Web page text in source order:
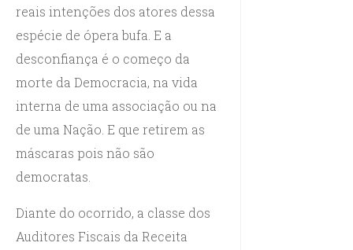
reais intenções dos atores dessa
espécie de ópera bufa. E a
desconfiança é o começo da
morte da Democracia, na vida
interna de uma associação ou na
de uma Nação. E que retirem as
máscaras pois não são
democratas.
Diante do ocorrido, a classe dos
Auditores Fiscais da Receita